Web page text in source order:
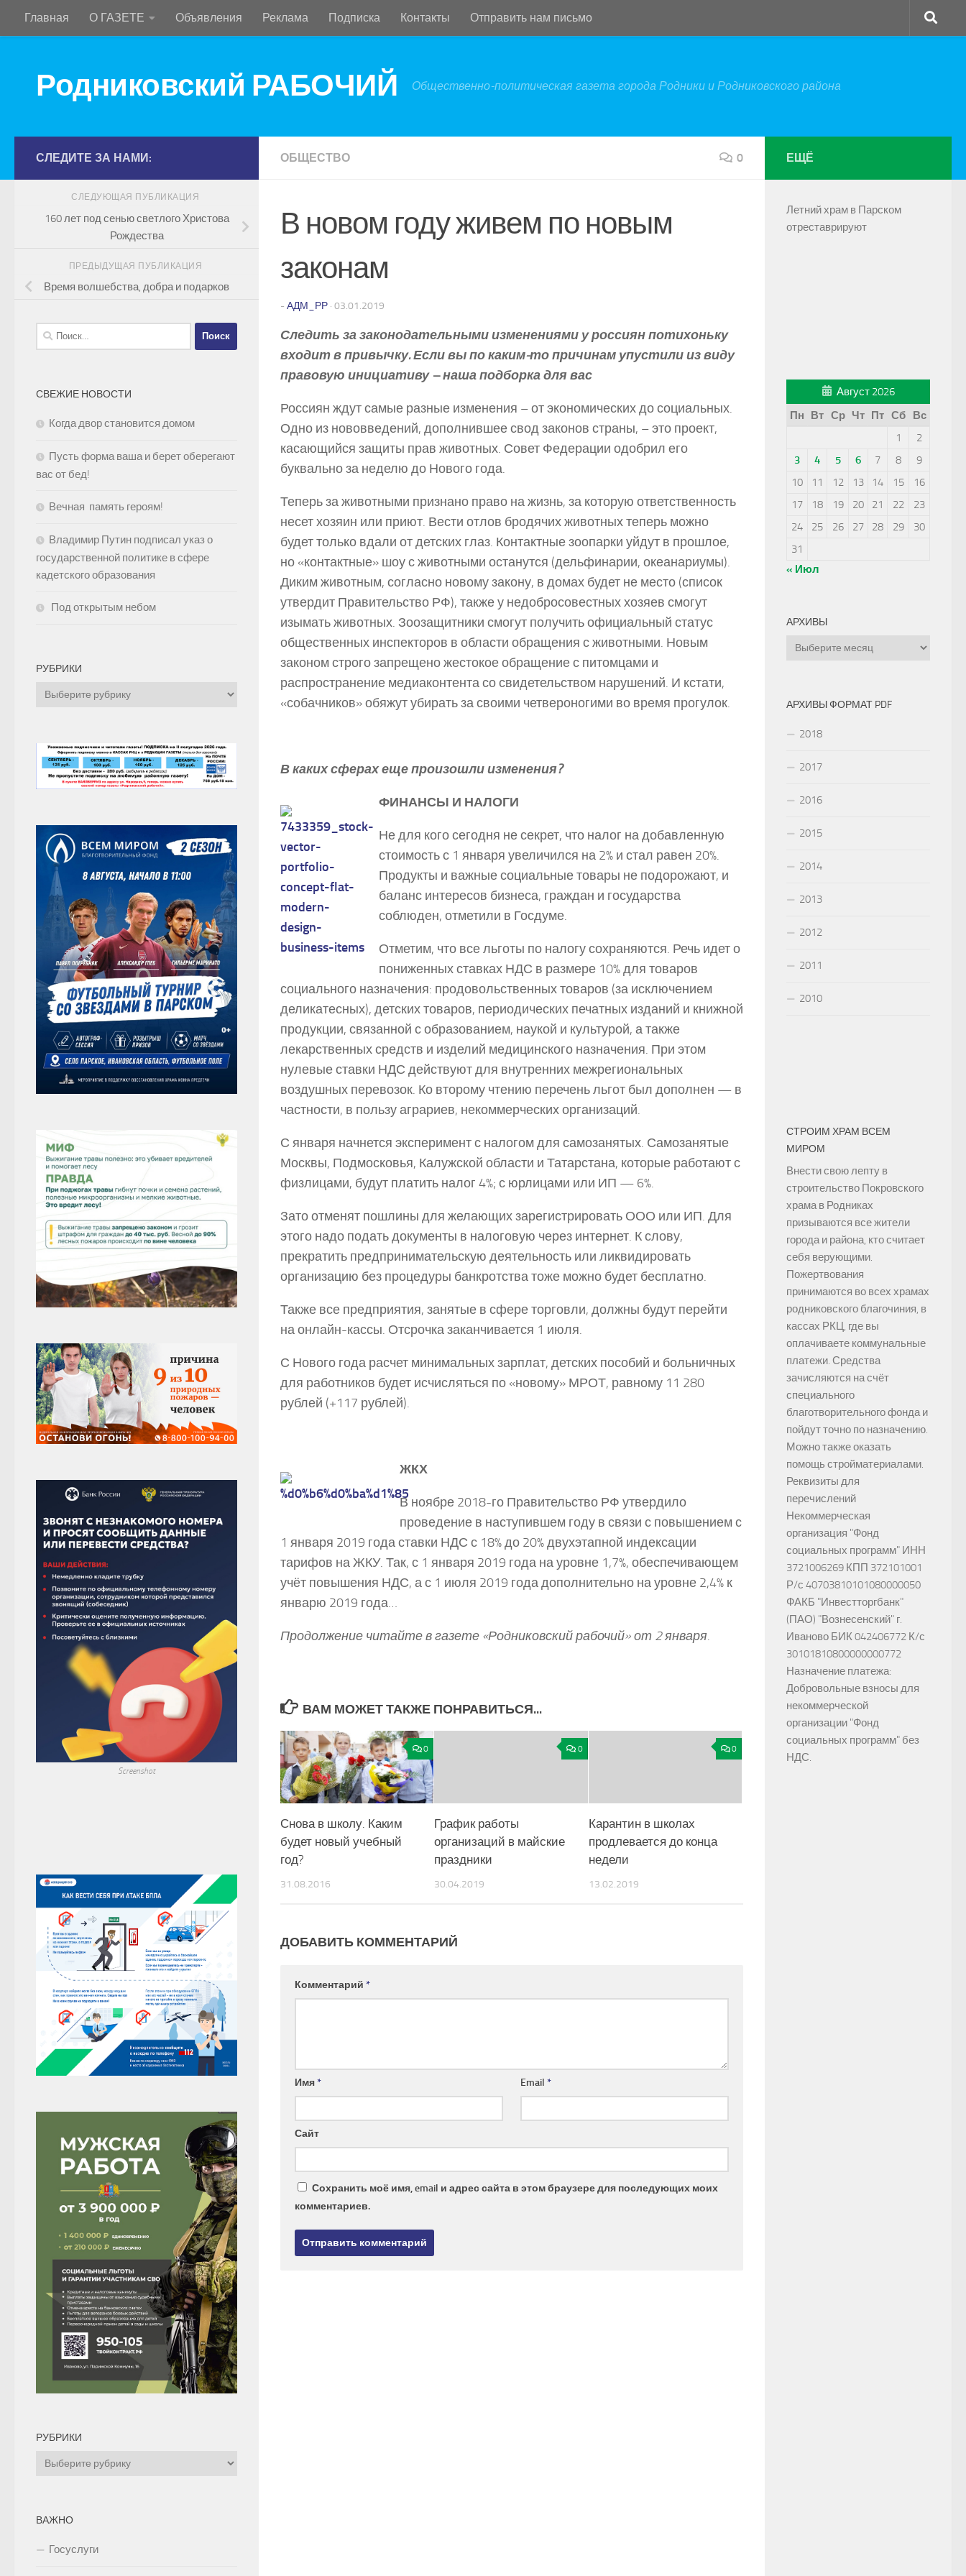
Перейти к содержимому
Главная О ГАЗЕТЕ Объявления Реклама Подписка Контакты Отправить нам письмо
Родниковский РАБОЧИЙ Общественно-политическая газета города Родники и Родниковского района
ОБЩЕСТВО 0
В новом году живем по новым
законам
- АДМ_РР · 03.01.2019
Следить за законодательными изменениями у россиян потихоньку
входит в привычку. Если вы по каким-то причинам упустили из виду
правовую инициативу – наша подборка для вас
Россиян ждут самые разные изменения – от экономических до социальных.
Одно из нововведений, дополнившее свод законов страны, – это проект,
касающийся защиты прав животных. Совет Федерации одобрил его
буквально за неделю до Нового года.
Теперь за животными признано право на жизнь, за которую ответственность
несет хозяин или приют. Вести отлов бродячих животных теперь можно
будет только вдали от детских глаз. Контактные зоопарки уйдут в прошлое,
но «контактные» шоу с животными останутся (дельфинарии, океанариумы).
Диким животным, согласно новому закону, в домах будет не место (список
утвердит Правительство РФ), также у недобросовестных хозяев смогут
изымать животных. Зоозащитники смогут получить официальный статус
общественных инспекторов в области обращения с животными. Новым
законом строго запрещено жестокое обращение с питомцами и
распространение медиа­контента со свидетельством нарушений. И кстати,
«собачников» обяжут убирать за своими четвероногими во время прогулок.
В каких сферах еще произошли изменения?
ФИНАНСЫ И НАЛОГИ
Не для кого сегодня не секрет, что налог на добавленную
стоимость с 1 января увеличился на 2% и стал равен 20%.
Продукты и важные социальные товары не подорожают, и
баланс интересов бизнеса, граждан и государства
соблюден, отметили в Госдуме.
Отметим, что все льготы по налогу сохраняются. Речь идет о
пониженных ставках НДС в размере 10% для товаров
социального назначения: продовольственных товаров (за исключением
деликатесных), детских товаров, периодических печатных изданий и книжной
продукции, связанной с образованием, наукой и культурой, а также
лекарственных средств и изделий медицинского назначения. При этом
нулевые ставки НДС действуют для внутренних межрегиональных
воздушных перевозок. Ко второму чтению перечень льгот был дополнен — в
частности, в пользу аграриев, некоммерческих организаций.
С января начнется эксперимент с налогом для самозанятых. Самозанятые
Москвы, Подмосковья, Калужской области и Татарстана, которые работают с
физлицами, будут платить налог 4%; с юрлицами или ИП — 6%.
Зато отменят пошлины для желающих зарегистрировать ООО или ИП. Для
этого надо подать документы в налоговую через интернет. К слову,
прекратить предпринимательскую деятельность или ликвидировать
организацию без процедуры банкротства тоже можно будет бесплатно.
Также все предприятия, занятые в сфере торговли, должны будут перейти
на онлайн-кассы. Отсрочка заканчивается 1 июля.
С Нового года расчет минимальных зарплат, детских пособий и больничных
для работников будет исчисляться по «новому» МРОТ, равному 11 280
рублей (+117 рублей).
ЖКХ
В ноябре 2018-го Правительство РФ утвердило
проведение в наступившем году в связи с повышением с
1 января 2019 года ставки НДС с 18% до 20% двухэтапной индексации
тарифов на ЖКУ. Так, с 1 января 2019 года на уровне 1,7%, обеспечивающем
учёт повышения НДС, а с 1 июля 2019 года дополнительно на уровне 2,4% к
январю 2019 года…
Продолжение читайте в газете «Родниковский рабочий» от 2 января.
ВАМ МОЖЕТ ТАКЖЕ ПОНРАВИТЬСЯ...
0
Снова в школу. Каким
будет новый учебный
год?
31.08.2016
0
График работы
организаций в майские
праздники
30.04.2019
0
Карантин в школах
продлевается до конца
недели
13.02.2019
ДОБАВИТЬ КОММЕНТАРИЙ
Комментарий *
Имя* Email*
Сайт
Сохранить моё имя, email и адрес сайта в этом браузере для последующих моих
комментариев.
СЛЕДИТЕ ЗА НАМИ:
СЛЕДУЮЩАЯ ПУБЛИКАЦИЯ
160 лет под сенью светлого Христова
Рождества
ПРЕДЫДУЩАЯ ПУБЛИКАЦИЯ
Время волшебства, добра и подарков
Найти:
СВЕЖИЕ НОВОСТИ
Когда двор становится домом
Пусть форма ваша и берет оберегают
вас от бед!
Вечная память героям!
Владимир Путин подписал указ о
государственной политике в сфере
кадетского образования
Под открытым небом
РУБРИКИ
Рубрики
Screenshot
РУБРИКИ
Рубрики
ВАЖНО
Госуслуги
ЕЩЁ
Летний храм в Парском
отреставрируют
Август 2026
Пн
Вт Ср Чт Пт Сб
Вс
1
2
3
4 5 6 7 8
9
10
11 12 13 14 15
16
17
18 19 20 21 22
23
24
25 26 27 28 29
30
31
« Июл
АРХИВЫ
Архивы
АРХИВЫ ФОРМАТ PDF
2018
2017
2016
2015
2014
2013
2012
2011
2010
СТРОИМ ХРАМ ВСЕМ
МИРОМ
Внести свою лепту в
строительство Покровского
храма в Родниках
призываются все жители
города и района, кто считает
себя верующими.
Пожертвования
принимаются во всех храмах
родниковского благочиния, в
кассах РКЦ, где вы
оплачиваете коммунальные
платежи. Средства
зачисляются на счёт
специального
благотворительного фонда и
пойдут точно по назначению.
Можно также оказать
помощь стройматериалами.
Реквизиты для
перечислений
Некоммерческая
организация "Фонд
социальных программ" ИНН
3721006269 КПП 372101001
Р/с 40703810101080000050
ФАКБ "Инвестторгбанк"
(ПАО) "Вознесенский" г.
Иваново БИК 042406772 К/с
30101810800000000772
Назначение платежа:
Добровольные взносы для
некоммерческой
организации "Фонд
социальных программ" без
НДС.